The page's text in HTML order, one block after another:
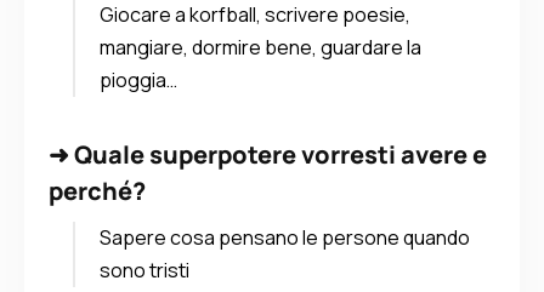
Giocare a korfball, scrivere poesie,
mangiare, dormire bene, guardare la
pioggia…
➜Quale superpotere vorresti avere e
perché?
Sapere cosa pensano le persone quando
sono tristi